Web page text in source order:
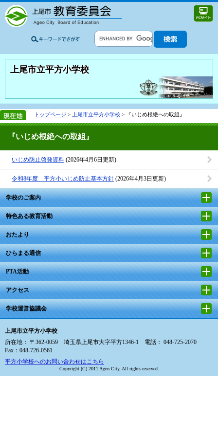
上尾市立平方小学校
トップページ > 上尾市立平方小学校 > 『いじめ根絶への取組』
『いじめ根絶への取組』
いじめ防止啓発資料 (2026年4月6日更新)
令和8年度 平方小いじめ防止基本方針 (2026年4月3日更新)
学校のご案内
特色ある教育活動
おたより
ひらまる通信
PTA活動
アクセス
学校運営協議会
上尾市立平方小学校
所在地： 〒362-0059 埼玉県上尾市大字平方1346-1 電話： 048-725-2070
Fax：048-726-0561
平方小学校へのお問い合わせはこちら
Copyright (C) 2011 Ageo City, All rights reserved.